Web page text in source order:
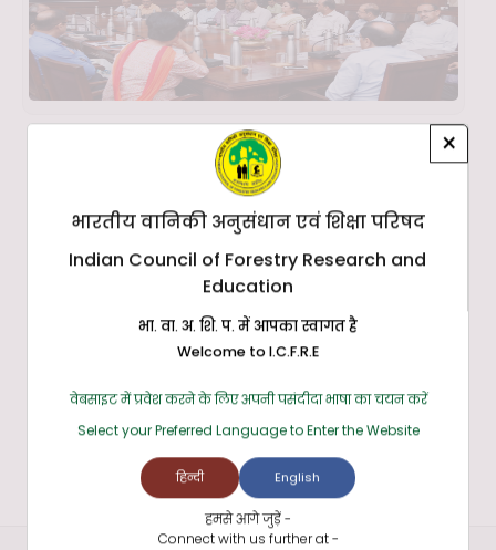
×
भारतीय वानिकी अनुसंधान एवं शिक्षा परिषद
Indian Council of Forestry Research and
Education
भा. वा. अ. शि. प. में आपका स्वागत है
Welcome to I.C.F.R.E
वेबसाइट में प्रवेश करने के लिए अपनी पसंदीदा भाषा का चयन करें
Select your Preferred Language to Enter the Website
हिन्दी English
हमसे आगे जुड़ें -
Connect with us further at -